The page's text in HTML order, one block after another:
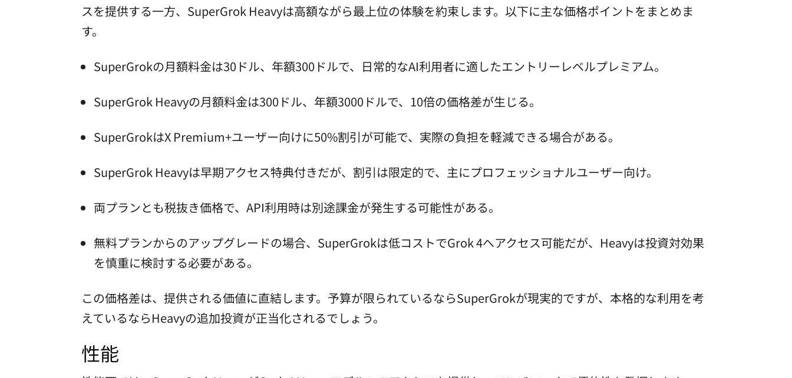
スを提供する一方、SuperGrok Heavyは高額ながら最上位の体験を約束します。以下に主な価格ポイントをまとめま
す。
SuperGrokの月額料金は30ドル、年額300ドルで、日常的なAI利用者に適したエントリーレベルプレミアム。
SuperGrok Heavyの月額料金は300ドル、年額3000ドルで、10倍の価格差が生じる。
SuperGrokはX Premium+ユーザー向けに50%割引が可能で、実際の負担を軽減できる場合がある。
SuperGrok Heavyは早期アクセス特典付きだが、割引は限定的で、主にプロフェッショナルユーザー向け。
両プランとも税抜き価格で、API利用時は別途課金が発生する可能性がある。
無料プランからのアップグレードの場合、SuperGrokは低コストでGrok 4へアクセス可能だが、Heavyは投資対効果
を慎重に検討する必要がある。
この価格差は、提供される価値に直結します。予算が限られているならSuperGrokが現実的ですが、本格的な利用を考
えているならHeavyの追加投資が正当化されるでしょう。
性能